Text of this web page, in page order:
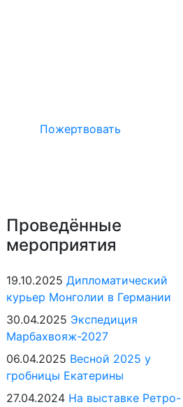
Пожертвовать
Проведённые
мероприятия
19.10.2025 Дипломатический
курьер Монголии в Германии
30.04.2025 Экспедиция
Марбахвояж-2027
06.04.2025 Весной 2025 у
гробницы Екатерины
27.04.2024 На выставке Ретро-